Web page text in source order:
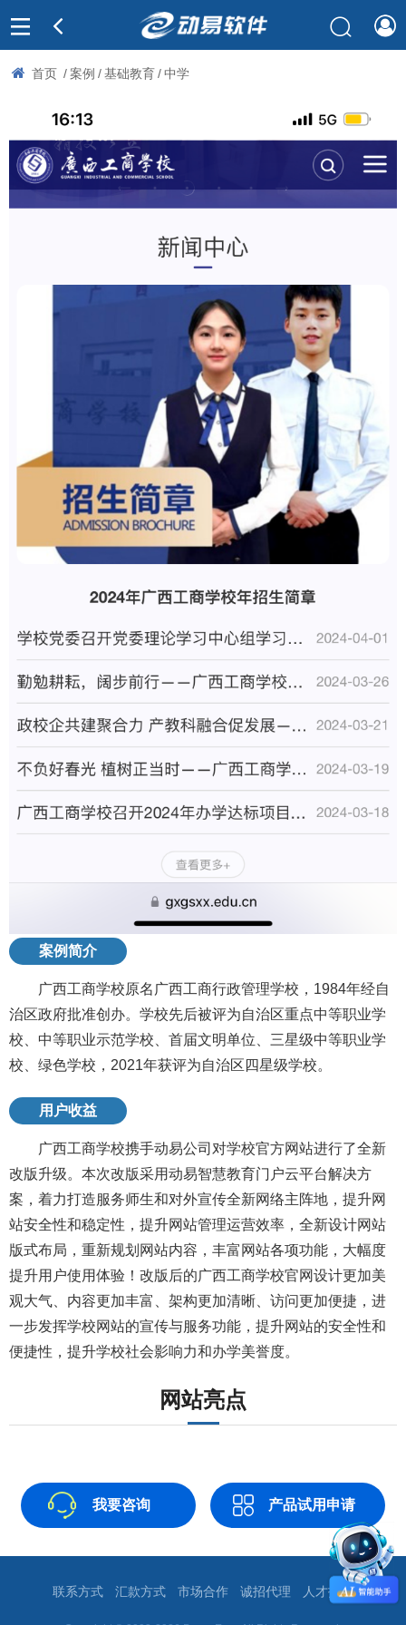
首页 / 案例 / 基础教育 / 中学
案例简介
广西工商学校原名广西工商行政管理学校，1984年经自
治区政府批准创办。学校先后被评为自治区重点中等职业学
校、中等职业示范学校、首届文明单位、三星级中等职业学
校、绿色学校，2021年获评为自治区四星级学校。
用户收益
广西工商学校携手动易公司对学校官方网站进行了全新
改版升级。本次改版采用动易智慧教育门户云平台解决方
案，着力打造服务师生和对外宣传全新网络主阵地，提升网
站安全性和稳定性，提升网站管理运营效率，全新设计网站
版式布局，重新规划网站内容，丰富网站各项功能，大幅度
提升用户使用体验！改版后的广西工商学校官网设计更加美
观大气、内容更加丰富、架构更加清晰、访问更加便捷，进
一步发挥学校网站的宣传与服务功能，提升网站的安全性和
便捷性，提升学校社会影响力和办学美誉度。
网站亮点
我要咨询 产品试用申请
联系方式 汇款方式 市场合作 诚招代理 人才招聘